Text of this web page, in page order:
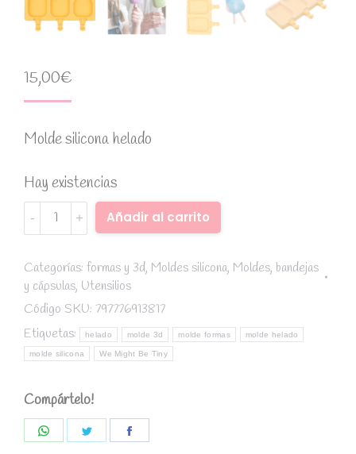
15,00€
Molde silicona helado
Hay existencias
Molde
Silicona
helado
amarillo
-
We
Might
Tiny
quantity
Añadir al carrito
Categorías: formas y 3d, Moldes silicona, Moldes, bandejas
y cápsulas, Utensilios
Código SKU: 797776913817
Etiquetas:
helado molde 3d molde formas molde helado
molde silicona We Might Be Tiny
Compártelo!